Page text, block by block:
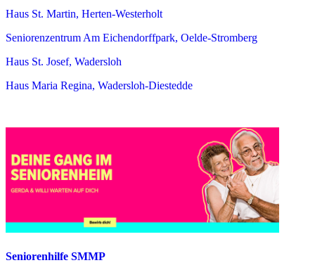
Haus St. Martin, Herten-Westerholt
Seniorenzentrum Am Eichendorffpark, Oelde-Stromberg
Haus St. Josef, Wadersloh
Haus Maria Regina, Wadersloh-Diestedde
Seniorenhilfe SMMP